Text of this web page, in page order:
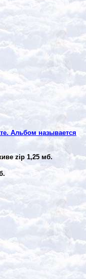
Альбом называется
zip 1,25 мб.